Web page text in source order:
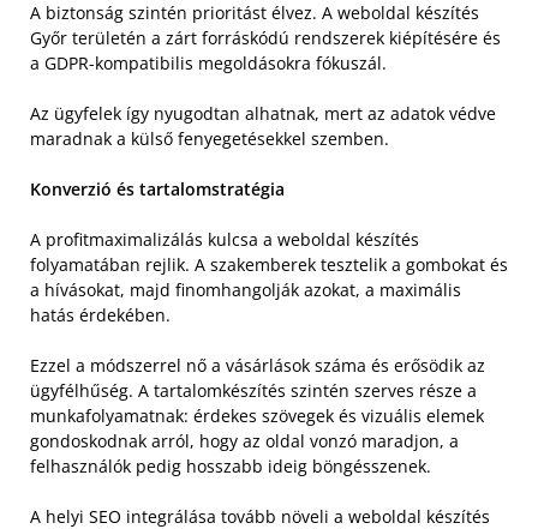
A biztonság szintén prioritást élvez. A weboldal készítés
Győr területén a zárt forráskódú rendszerek kiépítésére és
a GDPR-kompatibilis megoldásokra fókuszál.
Az ügyfelek így nyugodtan alhatnak, mert az adatok védve
maradnak a külső fenyegetésekkel szemben.
Konverzió és tartalomstratégia
A profitmaximalizálás kulcsa a weboldal készítés
folyamatában rejlik. A szakemberek tesztelik a gombokat és
a hívásokat, majd finomhangolják azokat, a maximális
hatás érdekében.
Ezzel a módszerrel nő a vásárlások száma és erősödik az
ügyfélhűség. A tartalomkészítés szintén szerves része a
munkafolyamatnak: érdekes szövegek és vizuális elemek
gondoskodnak arról, hogy az oldal vonzó maradjon, a
felhasználók pedig hosszabb ideig böngésszenek.
A helyi SEO integrálása tovább növeli a weboldal készítés